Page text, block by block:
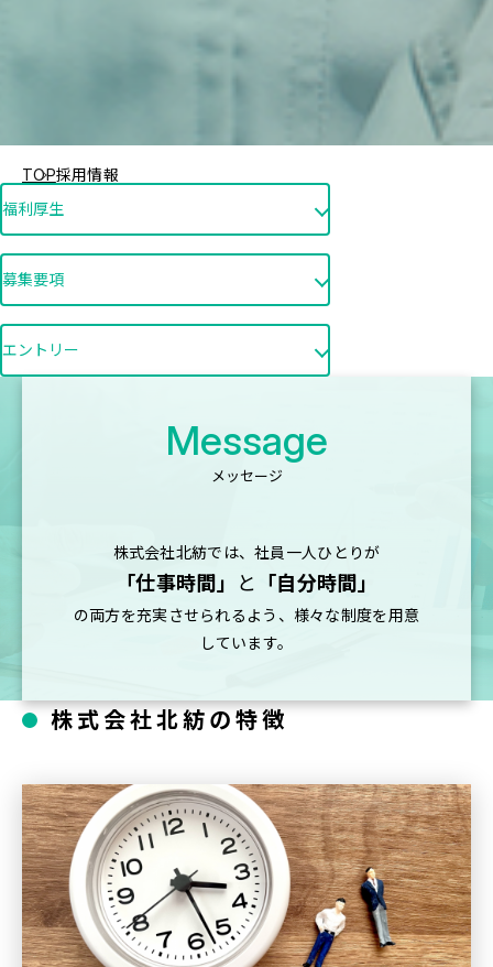
TOP採用情報
福利厚生
募集要項
エントリー
Message
メッセージ
株式会社北紡では、社員一人ひとりが
「仕事時間」 と 「自分時間」
の両方を充実させられるよう、様々な制度を用意
しています。
株式会社北紡の特徴